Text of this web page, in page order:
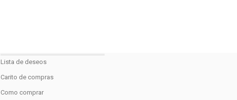
Lista de deseos
Carito de compras
Como comprar